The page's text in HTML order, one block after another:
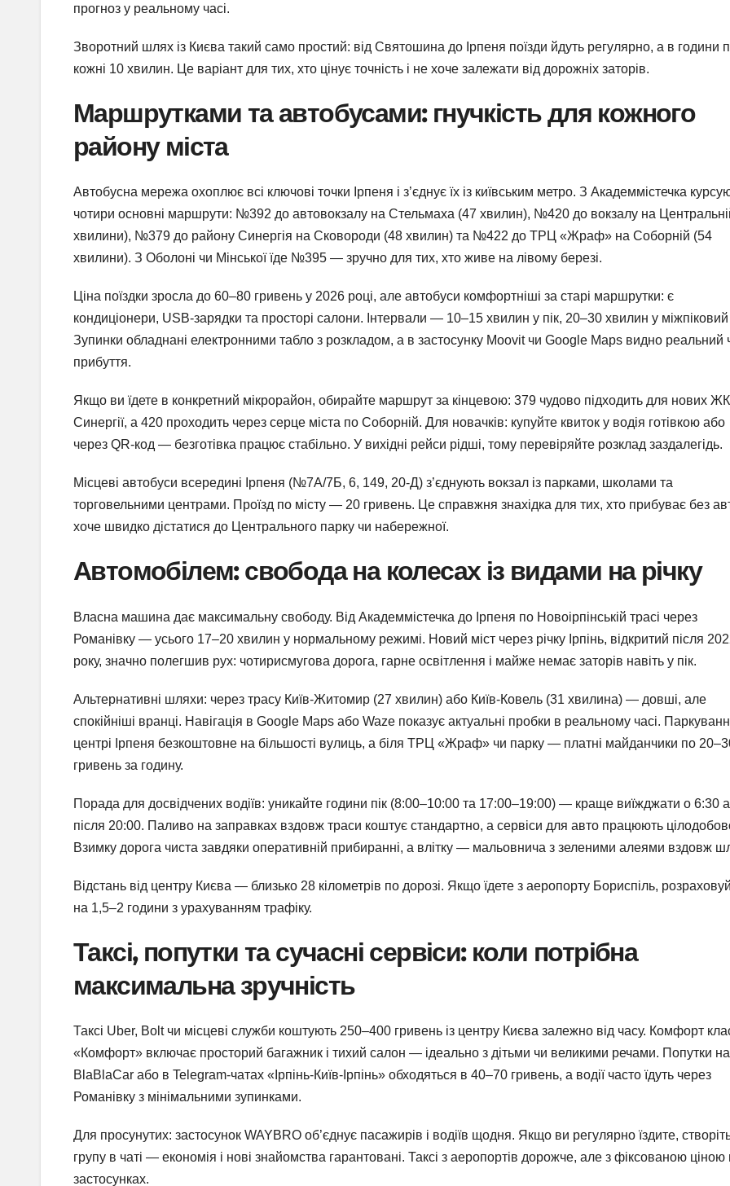
прогноз у реальному часі.
Зворотний шлях із Києва такий само простий: від Святошина до Ірпеня поїзди йдуть регулярно, а в години
кожні 10 хвилин. Це варіант для тих, хто цінує точність і не хоче залежати від дорожніх заторів.
Маршрутками та автобусами: гнучкість для кожного
району міста
Автобусна мережа охоплює всі ключові точки Ірпеня і з’єднує їх із київським метро. З Академмістечка
чотири основні маршрути: №392 до автовокзалу на Стельмаха (47 хвилин), №420 до вокзалу на
хвилини), №379 до району Синергія на Сковороди (48 хвилин) та №422 до ТРЦ «Жраф» на Соборній (54
хвилини). З Оболоні чи Мінської їде №395 — зручно для тих, хто живе на лівому березі.
Ціна поїздки зросла до 60–80 гривень у 2026 році, але автобуси комфортніші за старі маршрутки: є
кондиціонери, USB-зарядки та просторі салони. Інтервали — 10–15 хвилин у пік, 20–30 хвилин у міжпіковий
Зупинки обладнані електронними табло з розкладом, а в застосунку Moovit чи Google Maps видно реальний
прибуття.
Якщо ви їдете в конкретний мікрорайон, обирайте маршрут за кінцевою: 379 чудово підходить для нових ЖК
Синергії, а 420 проходить через серце міста по Соборній. Для новачків: купуйте квиток у водія готівкою або
через QR-код — безготівка працює стабільно. У вихідні рейси рідші, тому перевіряйте розклад заздалегідь.
Місцеві автобуси всередині Ірпеня (№7А/7Б, 6, 149, 20-Д) з’єднують вокзал із парками, школами та
торговельними центрами. Проїзд по місту — 20 гривень. Це справжня знахідка для тих, хто прибуває без
хоче швидко дістатися до Центрального парку чи набережної.
Автомобілем: свобода на колесах із видами на річку
Власна машина дає максимальну свободу. Від Академмістечка до Ірпеня по Новоірпінській трасі через
Романівку — усього 17–20 хвилин у нормальному режимі. Новий міст через річку Ірпінь, відкритий після
року, значно полегшив рух: чотирисмугова дорога, гарне освітлення і майже немає заторів навіть у пік.
Альтернативні шляхи: через трасу Київ-Житомир (27 хвилин) або Київ-Ковель (31 хвилина) — довші, але
спокійніші вранці. Навігація в Google Maps або Waze показує актуальні пробки в реальному часі.
центрі Ірпеня безкоштовне на більшості вулиць, а біля ТРЦ «Жраф» чи парку — платні майданчики по
гривень за годину.
Порада для досвідчених водіїв: уникайте години пік (8:00–10:00 та 17:00–19:00) — краще виїжджати о 6:30
після 20:00. Паливо на заправках вздовж траси коштує стандартно, а сервіси для авто працюють
Взимку дорога чиста завдяки оперативній прибиранні, а влітку — мальовнича з зеленими алеями вздовж
Відстань від центру Києва — близько 28 кілометрів по дорозі. Якщо їдете з аеропорту Бориспіль,
на 1,5–2 години з урахуванням трафіку.
Таксі, попутки та сучасні сервіси: коли потрібна
максимальна зручність
Таксі Uber, Bolt чи місцеві служби коштують 250–400 гривень із центру Києва залежно від часу. Комфорт
«Комфорт» включає просторий багажник і тихий салон — ідеально з дітьми чи великими речами. Попутки на
BlaBlaCar або в Telegram-чатах «Ірпінь-Київ-Ірпінь» обходяться в 40–70 гривень, а водії часто їдуть через
Романівку з мінімальними зупинками.
Для просунутих: застосунок WAYBRO об’єднує пасажирів і водіїв щодня. Якщо ви регулярно їздите,
групу в чаті — економія і нові знайомства гарантовані. Таксі з аеропортів дорожче, але з фіксованою ціною
застосунках.